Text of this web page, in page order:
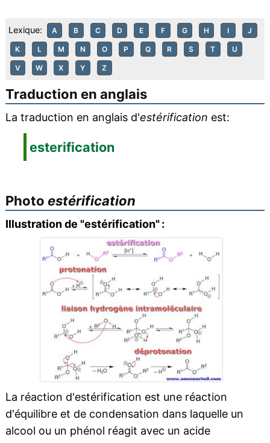
Lexique: A B C D E F G H I J
K L M N O P Q R S T U
V W X Y Z
Traduction en anglais
La traduction en anglais d'estérification est:
esterification
Photo estérification
Illustration de "estérification" :
La réaction d'estérification est une réaction
d'équilibre et de condensation dans laquelle un
alcool ou un phénol réagit avec un acide